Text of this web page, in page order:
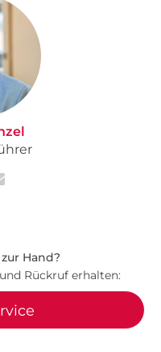
Hand?
Rückruf erhalten: